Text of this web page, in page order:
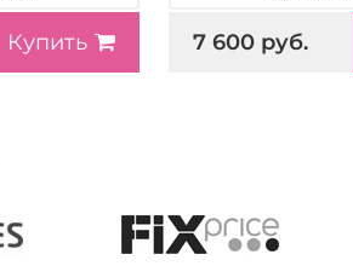
Купить 7 600 руб.